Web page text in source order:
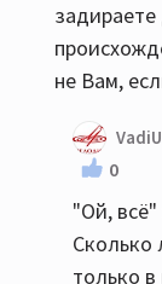
задираете
не Вам,
0
"Ой,
Сколько
только